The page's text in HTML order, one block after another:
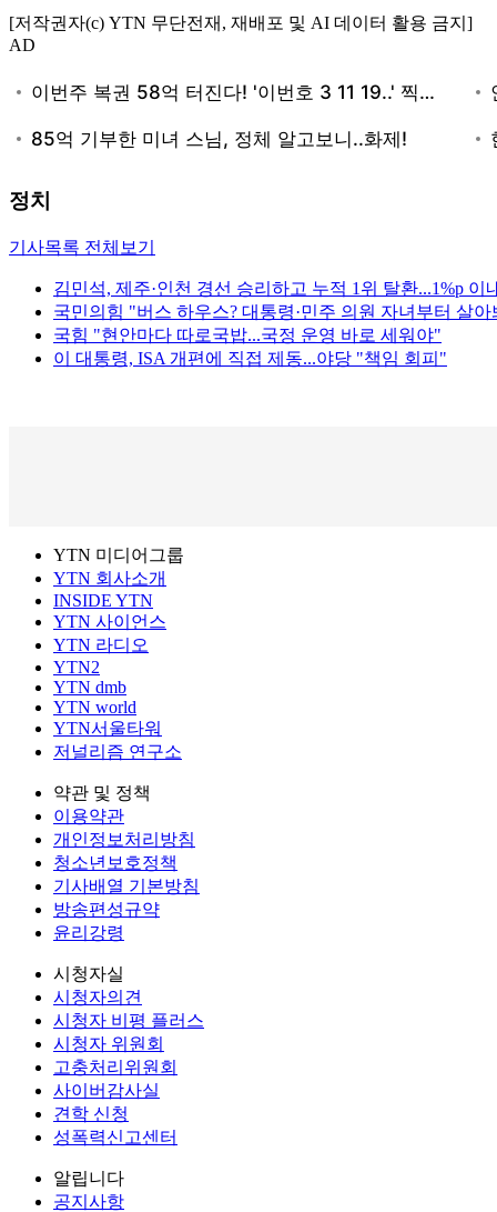
[저작권자(c) YTN 무단전재, 재배포 및 AI 데이터 활용 금지]
AD
정치
기사목록 전체보기
김민석, 제주·인천 경선 승리하고 누적 1위 탈환...1%p 이
국민의힘 "버스 하우스? 대통령·민주 의원 자녀부터 살
국힘 "현안마다 따로국밥...국정 운영 바로 세워야"
이 대통령, ISA 개편에 직접 제동...야당 "책임 회피"
YTN 미디어그룹
YTN 회사소개
INSIDE YTN
YTN 사이언스
YTN 라디오
YTN2
YTN dmb
YTN world
YTN서울타워
저널리즘 연구소
약관 및 정책
이용약관
개인정보처리방침
청소년보호정책
기사배열 기본방침
방송편성규약
윤리강령
시청자실
시청자의견
시청자 비평 플러스
시청자 위원회
고충처리위원회
사이버감사실
견학 신청
성폭력신고센터
알립니다
공지사항